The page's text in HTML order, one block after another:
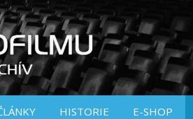
HISTORIE E-SHOP